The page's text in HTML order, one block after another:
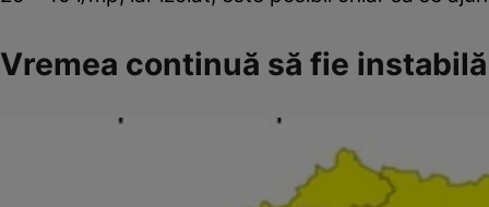
Vremea continuă să fie